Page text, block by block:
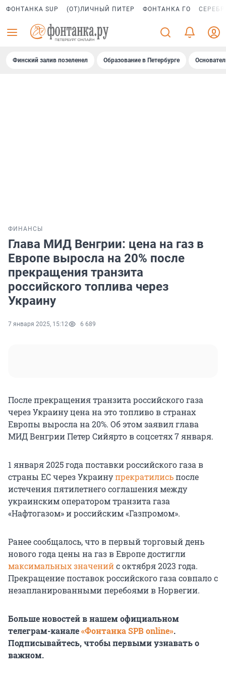
ФОНТАНКА SUP (ОТ)ЛИЧНЫЙ ПИТЕР ФОНТАНКА ГО
Финский залив позеленел Образование в Петербурге
ФИНАНСЫ
Глава МИД Венгрии: цена на газ в
Европе выросла на 20% после
прекращения транзита
российского топлива через
Украину
7 января 2025, 15:12 6 689
После прекращения транзита российского газа
через Украину цена на это топливо в странах
Европы выросла на 20%. Об этом заявил глава
МИД Венгрии Петер Сийярто в соцсетях 7 января.
1 января 2025 года поставки российского газа в
страны ЕС через Украинупрекратилисьпосле
истечения пятилетнего соглашения между
украинским оператором транзита газа
«Нафтогазом» и российским «Газпромом».
Ранее сообщалось, что в первый торговый день
нового года цены на газ в Европе достигли
максимальных значенийс октября 2023 года.
Прекращение поставок российского газа совпало с
незапланированными перебоями в Норвегии.
Больше новостей в нашем официальном
телеграм-канале«Фонтанка SPB online».
Подписывайтесь, чтобы первыми узнавать о
важном.